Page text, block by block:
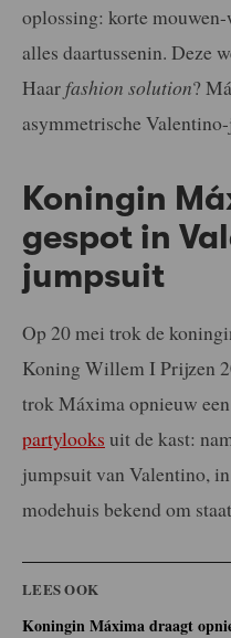
oplossing: korte
alles daartussenin. Deze
Haar fashion solution?
asymmetrische
Koningin
gespot in
jumpsuit
Op 20 mei trok de
Koning Willem I Prijzen
trok Máxima opnieuw
partylooks uit de kast:
jumpsuit van Valentino,
modehuis bekend om
LEES OOK
Koningin Máxima draagt